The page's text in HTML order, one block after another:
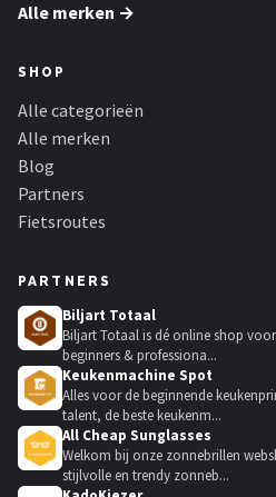
Alle merken →
SHOP
Alle categorieën
Alle merken
Blog
Partners
Fietsroutes
PARTNERS
Biljart Totaal
Biljart Totaal is dé online shop
beginners & professiona...
Keukenmachine Spot
Alles voor de beginnende
talent, de beste keukenm...
All Cheap Sunglasses
Welkom bij onze zonnebrillen
stijlvolle en trendy zonneb...